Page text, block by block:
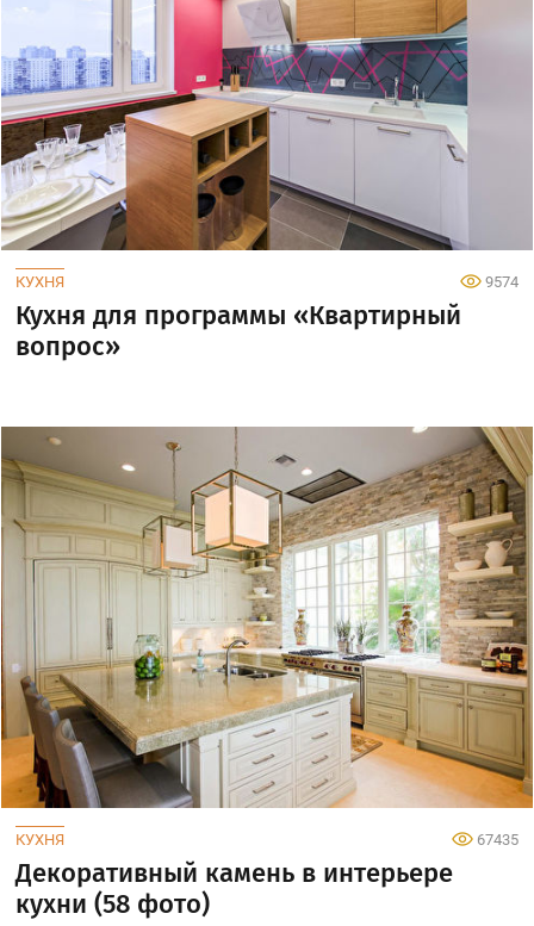
КУХНЯ 9574
Кухня для программы «Квартирный
вопрос»
КУХНЯ 67435
Декоративный камень в интерьере
кухни (58 фото)